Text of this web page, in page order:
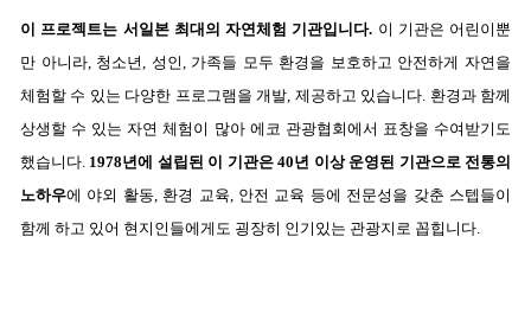
이 프로젝트는 서일본 최대의 자연체험 기관입니다. 이 기관은 어린이뿐
만 아니라, 청소년, 성인, 가족들 모두 환경을 보호하고 안전하게 자연을
체험할 수 있는 다양한 프로그램을 개발, 제공하고 있습니다. 환경과 함께
상생할 수 있는 자연 체험이 많아 에코 관광협회에서 표창을 수여받기도
했습니다. 1978년에 설립된 이 기관은 40년 이상 운영된 기관으로 전통의
노하우에 야외 활동, 환경 교육, 안전 교육 등에 전문성을 갖춘 스텝들이
함께 하고 있어 현지인들에게도 굉장히 인기있는 관광지로 꼽힙니다.